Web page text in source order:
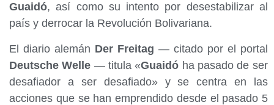
Guaidó, así como su intento por desestabilizar al
país y derrocar la Revolución Bolivariana.
El diario alemán Der Freitag — citado por el portal
Deutsche Welle — titula «Guaidó ha pasado de ser
desafiador a ser desafiado» y se centra en las
acciones que se han emprendido desde el pasado 5